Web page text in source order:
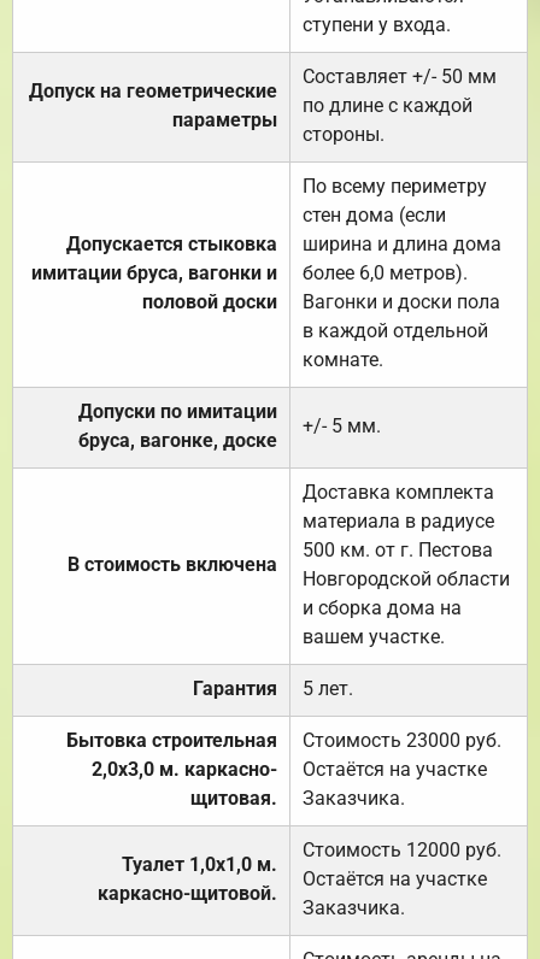
ступени у входа.
Допуск на геометрические
параметры
Составляет +/- 50 мм
по длине с каждой
стороны.
Допускается стыковка
имитации бруса, вагонки и
половой доски
По всему периметру
стен дома (если
ширина и длина дома
более 6,0 метров).
Вагонки и доски пола
в каждой отдельной
комнате.
Допуски по имитации
бруса, вагонке, доске
+/- 5 мм.
В стоимость включена
Доставка комплекта
материала в радиусе
500 км. от г. Пестова
Новгородской области
и сборка дома на
вашем участке.
Гарантия 5 лет.
Бытовка строительная
2,0х3,0 м. каркасно-
щитовая.
Стоимость 23000 руб.
Остаётся на участке
Заказчика.
Туалет 1,0х1,0 м.
каркасно-щитовой.
Стоимость 12000 руб.
Остаётся на участке
Заказчика.